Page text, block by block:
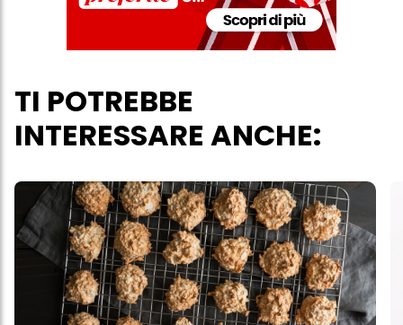
TI POTREBBE
INTERESSARE ANCHE: